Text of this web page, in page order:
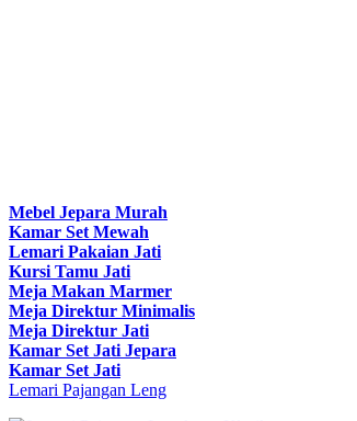
Mebel Jepara Murah
Kamar Set Mewah
Lemari Pakaian Jati
Kursi Tamu Jati
Meja Makan Marmer
Meja Direktur Minimalis
Meja Direktur Jati
Kamar Set Jati Jepara
Kamar Set Jati
Lemari Pajangan Leng